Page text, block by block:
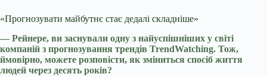
«Прогнозувати майбутнє стає дедалі складніше»
— Рейнере, ви заснували одну з найуспішніших у світі
компаній з прогнозування трендів TrendWatching. Тож,
ймовірно, можете розповісти, як зміниться спосіб життя
людей через десять років?